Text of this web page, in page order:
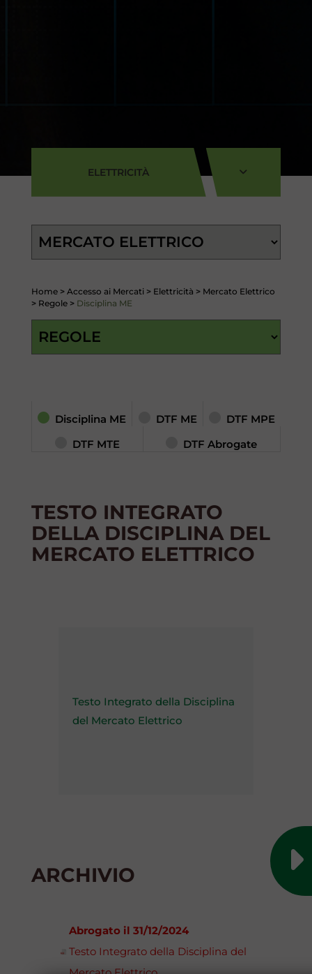
ELETTRICITÀ
Home > Accesso ai Mercati > Elettricità > Mercato Elettrico
> Regole > Disciplina ME
Disciplina ME DTF ME
DTF MPE
DTF MTE
DTF Abrogate
TESTO INTEGRATO
DELLA DISCIPLINA DEL
MERCATO ELETTRICO
Testo Integrato della Disciplina
del Mercato Elettrico
ARCHIVIO
Abrogato il 31/12/2024
Testo Integrato della Disciplina del